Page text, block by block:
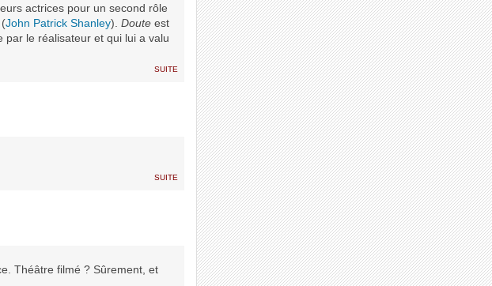
actrices pour un second rôle
(John Patrick Shanley). Douteest
par le réalisateur et qui lui a valu
suite
suite
Théâtre filmé ? Sûrement, et